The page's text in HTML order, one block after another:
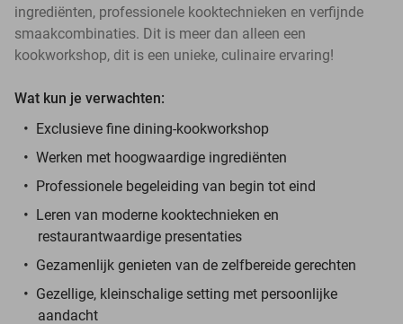
ingrediënten, professionele kooktechnieken en verfijnde
smaakcombinaties. Dit is meer dan alleen een
kookworkshop, dit is een unieke, culinaire ervaring!
Wat kun je verwachten:
Exclusieve fine dining-kookworkshop
Werken met hoogwaardige ingrediënten
Professionele begeleiding van begin tot eind
Leren van moderne kooktechnieken en
restaurantwaardige presentaties
Gezamenlijk genieten van de zelfbereide gerechten
Gezellige, kleinschalige setting met persoonlijke
aandacht